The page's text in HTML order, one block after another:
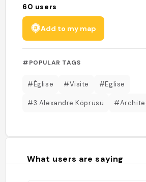
60 users
Add to my map
#POPULAR TAGS
#Église #Visite #Eglise
#3.Alexandre Köprüsü
What users are saying